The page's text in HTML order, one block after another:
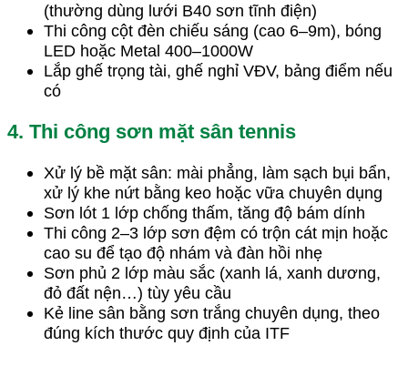
(thường dùng lưới B40 sơn tĩnh điện)
Thi công cột đèn chiếu sáng (cao 6–9m), bóng
LED hoặc Metal 400–1000W
Lắp ghế trọng tài, ghế nghỉ VĐV, bảng điểm nếu
có
4. Thi công sơn mặt sân tennis
Xử lý bề mặt sân: mài phẳng, làm sạch bụi bẩn,
xử lý khe nứt bằng keo hoặc vữa chuyên dụng
Sơn lót 1 lớp chống thấm, tăng độ bám dính
Thi công 2–3 lớp sơn đệm có trộn cát mịn hoặc
cao su để tạo độ nhám và đàn hồi nhẹ
Sơn phủ 2 lớp màu sắc (xanh lá, xanh dương,
đỏ đất nện…) tùy yêu cầu
Kẻ line sân bằng sơn trắng chuyên dụng, theo
đúng kích thước quy định của ITF